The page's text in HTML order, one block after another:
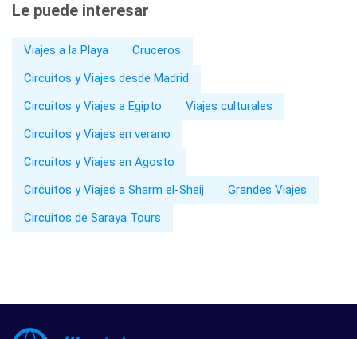
Le puede interesar
Viajes a la Playa
Cruceros
Circuitos y Viajes desde Madrid
Circuitos y Viajes a Egipto
Viajes culturales
Circuitos y Viajes en verano
Circuitos y Viajes en Agosto
Circuitos y Viajes a Sharm el-Sheij
Grandes Viajes
Circuitos de Saraya Tours